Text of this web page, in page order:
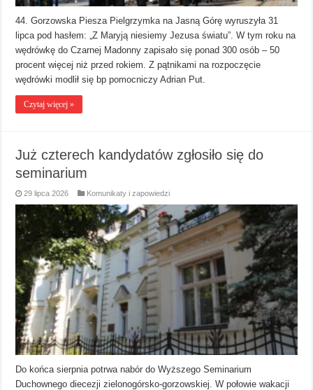
44. Gorzowska Piesza Pielgrzymka na Jasną Górę wyruszyła 31
lipca pod hasłem: „Z Maryją niesiemy Jezusa światu”. W tym roku na
wędrówkę do Czarnej Madonny zapisało się ponad 300 osób – 50
procent więcej niż przed rokiem. Z pątnikami na rozpoczęcie
wędrówki modlił się bp pomocniczy Adrian Put.
Czytaj więcej »
Już czterech kandydatów zgłosiło się do
seminarium
29 lipca 2026 Komunikaty i zapowiedzi
Do końca sierpnia potrwa nabór do Wyższego Seminarium
Duchownego diecezji zielonogórsko-gorzowskiej. W połowie wakacji